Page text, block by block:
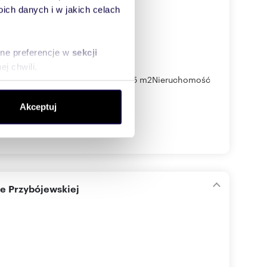
danych i w jakich celach
preferencje w sekcji
chwili.
społecznościowym,
od Ciebie lub
Akceptuj
198 m2Powierzchnia działki: 325 m2Nieruchomość
Przybójewskiej